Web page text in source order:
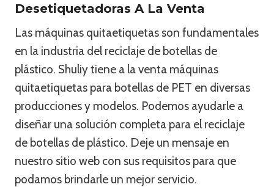
Desetiquetadoras A La Venta
Las máquinas quitaetiquetas son fundamentales
en la industria del reciclaje de botellas de
plástico. Shuliy tiene a la venta máquinas
quitaetiquetas para botellas de PET en diversas
producciones y modelos. Podemos ayudarle a
diseñar una solución completa para el reciclaje
de botellas de plástico. Deje un mensaje en
nuestro sitio web con sus requisitos para que
podamos brindarle un mejor servicio.